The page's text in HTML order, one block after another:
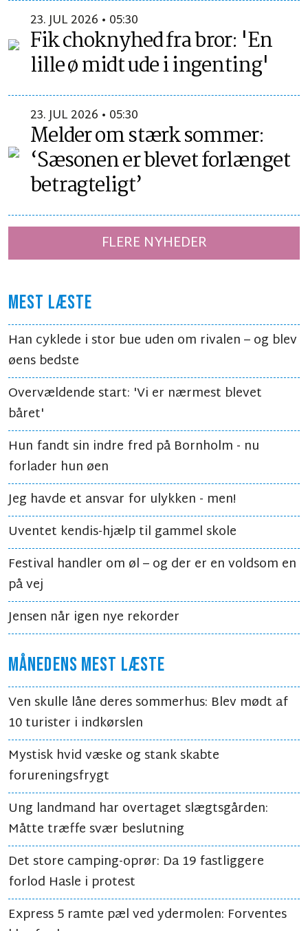
23. JUL 2026 • 05:30
Fik choknyhed fra bror: 'En
lille ø midt ude i ingenting'
23. JUL 2026 • 05:30
Melder om stærk sommer:
‘Sæsonen er blevet forlænget
betragteligt’
FLERE NYHEDER
MEST LÆSTE
Han cyklede i stor bue uden om rivalen – og blev
øens bedste
Overvældende start: 'Vi er nærmest blevet
båret'
Hun fandt sin indre fred på Bornholm - nu
forlader hun øen
Jeg havde et ansvar for ulykken - men!
Uventet kendis-hjælp til gammel skole
Festival handler om øl – og der er en voldsom en
på vej
Jensen når igen nye rekorder
MÅNEDENS MEST LÆSTE
Ven skulle låne deres sommerhus: Blev mødt af
10 turister i indkørslen
Mystisk hvid væske og stank skabte
forureningsfrygt
Ung landmand har overtaget slægtsgården:
Måtte træffe svær beslutning
Det store camping-oprør: Da 19 fastliggere
forlod Hasle i protest
Express 5 ramte pæl ved ydermolen: Forventes